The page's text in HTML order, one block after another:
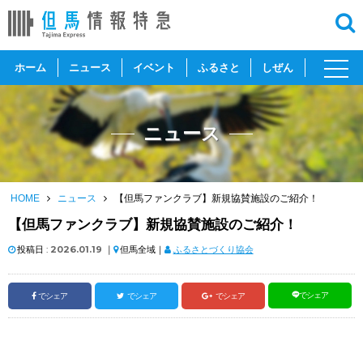
ホーム ニュース イベント ふるさと しぜん
toggle
ニュース
HOME ニュース 【但馬ファンクラブ】新規協賛施設のご紹介！
【但馬ファンクラブ】新規協賛施設のご紹介！
投稿日 : 2026.01.19 ｜ 但馬全域｜ ふるさとづくり協会
でシェア でシェア でシェア でシェア